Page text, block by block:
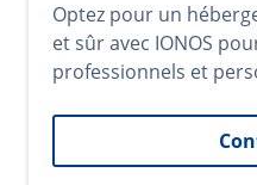
Optez pour un
et sûr avec IONOS
professionnels et